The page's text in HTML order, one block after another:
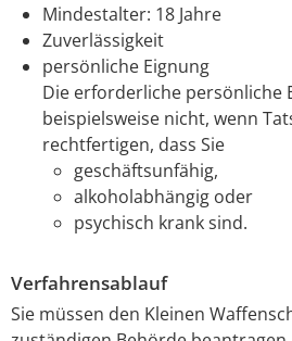
Mindestalter: 18 Jahre
Zuverlässigkeit
persönliche Eignung
Die erforderliche persönliche
beispielsweise nicht, wenn
rechtfertigen, dass Sie
geschäftsunfähig,
alkoholabhängig oder
psychisch krank sind.
Verfahrensablauf
Sie müssen den Kleinen